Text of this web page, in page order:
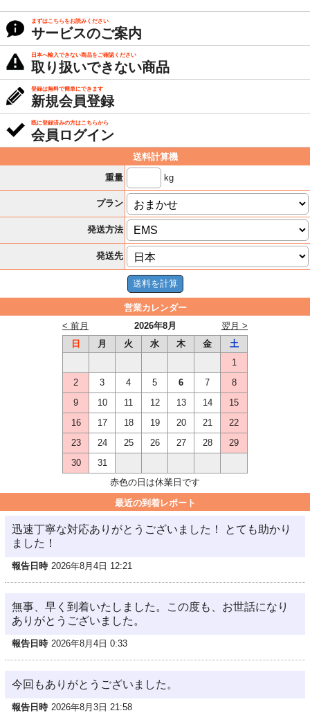
まずはこちらをお読みください
サービスのご案内
日本へ輸入できない商品をご確認ください
取り扱いできない商品
登録は無料で簡単にできます
新規会員登録
既に登録済みの方はこちらから
会員ログイン
送料計算機
重量
kg
プラン
発送方法
発送先
営業カレンダー
2026年8月
< 前月
翌月 >
日
月 火 水 木 金
土
1
2
3 4 5 6 7
8
9
10 11 12 13 14
15
16
17 18 19 20 21
22
23
24 25 26 27 28
29
30
31
赤色の日は休業日です
最近の到着レポート
迅速丁寧な対応ありがとうございました！ とても助かり
ました！
報告日時 2026年8月4日 12:21
無事、早く到着いたしました。この度も、お世話になり
ありがとうございました。
報告日時 2026年8月4日 0:33
今回もありがとうございました。
報告日時 2026年8月3日 21:58